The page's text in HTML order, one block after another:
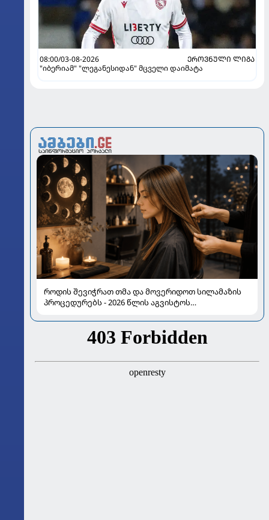
08:00/03-08-2026
ᲔᲠᲝᲕᲜᲣᲚᲘ ᲚᲘᲒᲐ
"იბერიამ" "ლეგანესიდან" მცველი დაიმატა
როდის შევიჭრათ თმა და მოვერიდოთ სილამაზის
პროცედურებს - 2026 წლის აგვისტოს